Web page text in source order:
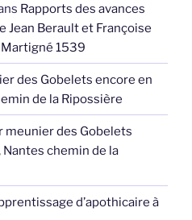
Rapports des avances
Jean Berault et Françoise
1539
des Gobelets encore en
de la Ripossière
meunier des Gobelets
chemin de la
d’apothicaire à